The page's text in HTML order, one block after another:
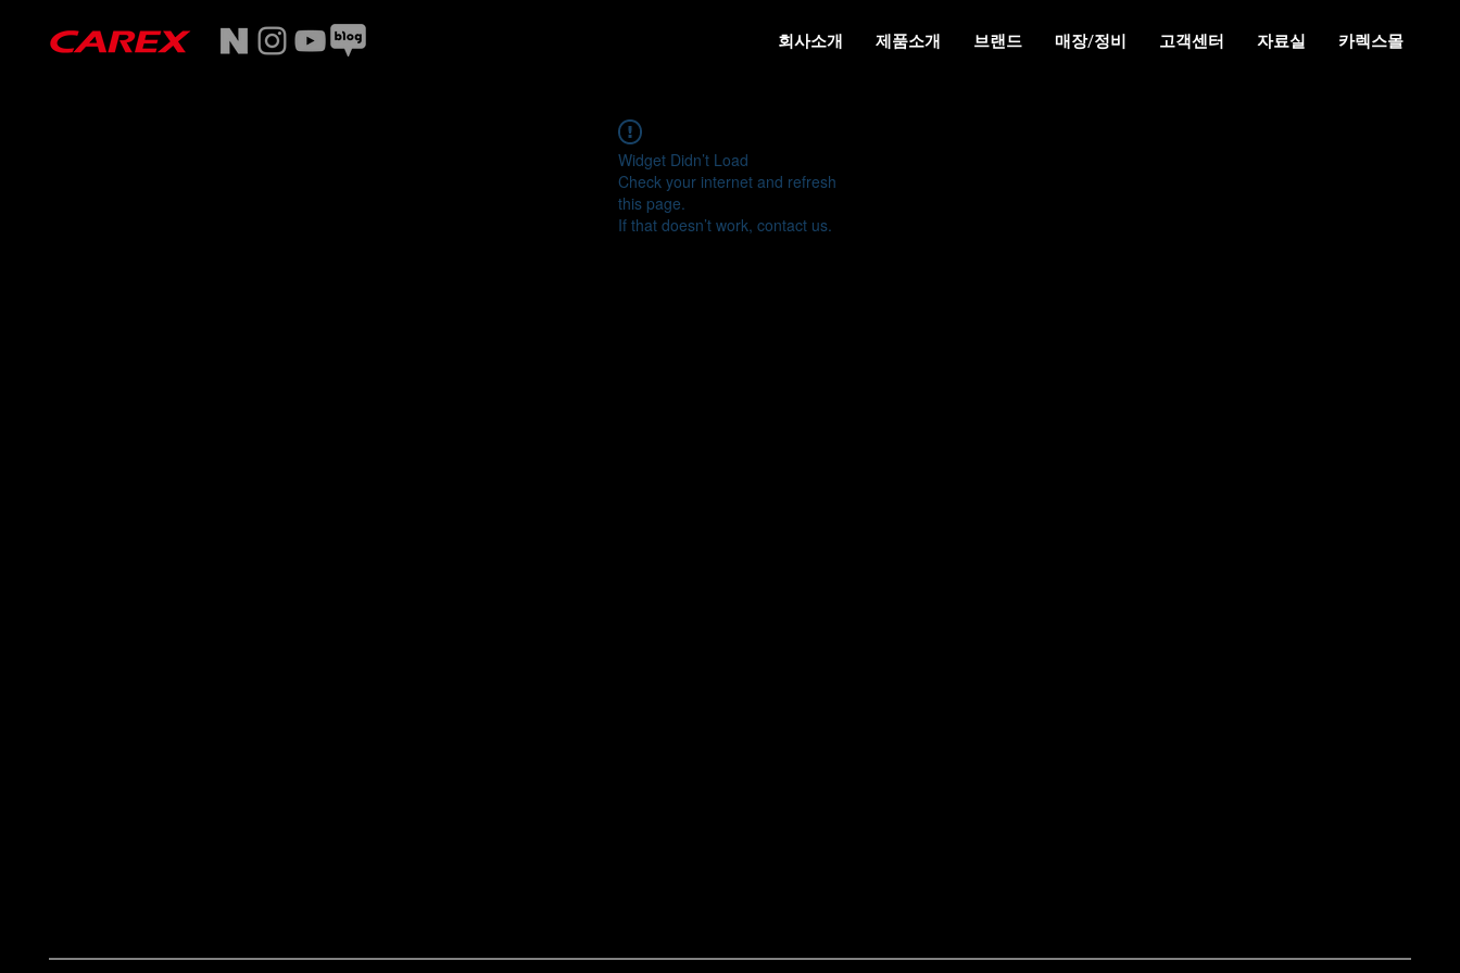
회사소개 제품소개 브랜드 매장/정비 고객센터 자료실 카렉스몰
Widget Didn’t Load
Check your internet and refresh
this page.
If that doesn’t work, contact us.